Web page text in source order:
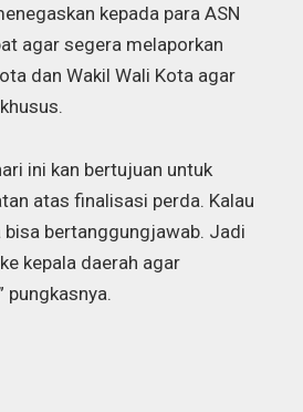
kepada para ASN
agar segera melaporkan
dan Wakil Wali Kota agar
ini kan bertujuan untuk
atas finalisasi perda. Kalau
bisa bertanggungjawab. Jadi
kepala daerah agar
pungkasnya.